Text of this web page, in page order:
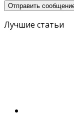
Лучшие статьи